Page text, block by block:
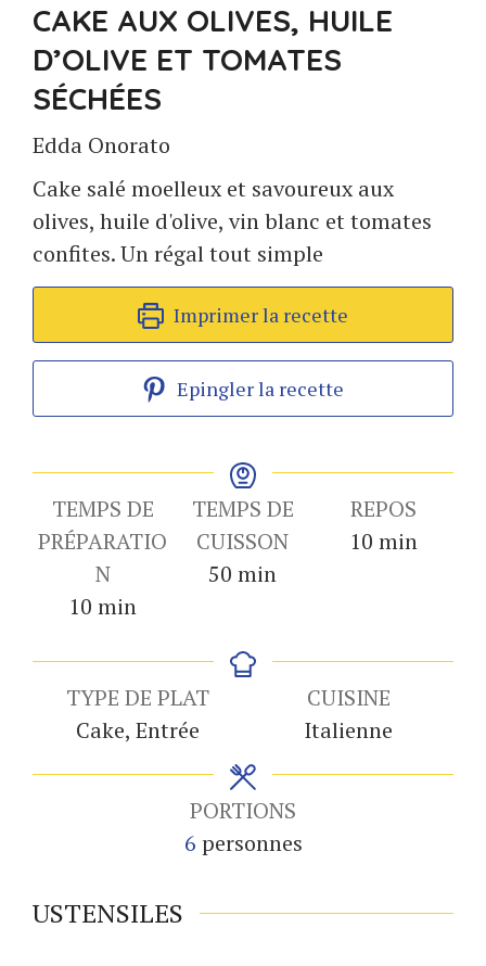
CAKE AUX OLIVES, HUILE
D’OLIVE ET TOMATES
SÉCHÉES
Edda Onorato
Cake salé moelleux et savoureux aux
olives, huile d'olive, vin blanc et tomates
confites. Un régal tout simple
Imprimer la recette
Epingler la recette
TEMPS DE
PRÉPARATIO
N
10 minutes
min
TEMPS DE
CUISSON
50 minutes
min
REPOS
10minutes
min
TYPE DE PLAT
Cake, Entrée
CUISINE
Italienne
PORTIONS
6 personnes
USTENSILES